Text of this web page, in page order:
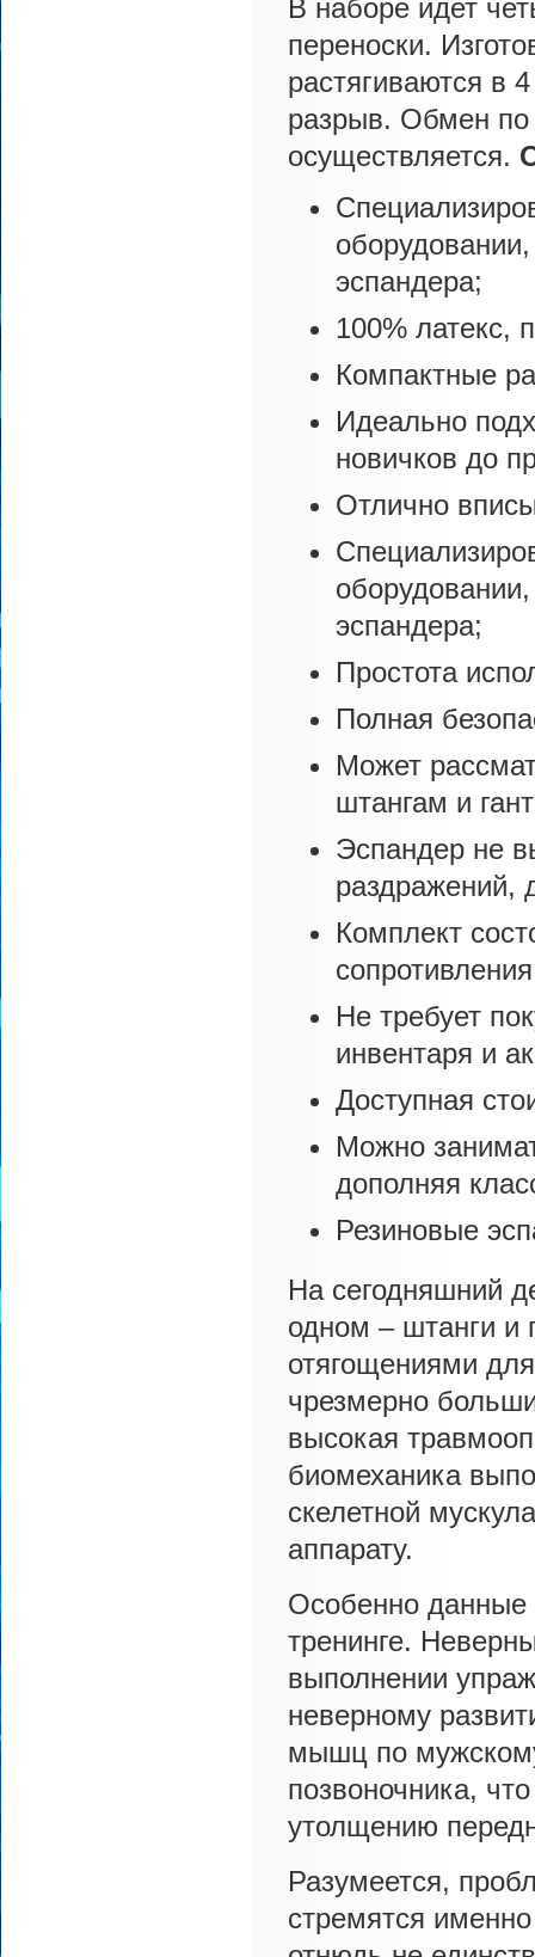
В наборе идет
переноски.
растягиваются в
разрыв. Обмен по
осуществляется.
эспандера;
100% латекс,
Компактные
Идеально
новичков до
Отлично
эспандера;
Простота
Полная
Может
штангам и
Эспандер не
раздражений,
Комплект
Не требует
инвентаря и
Доступная
Можно
дополняя
Резиновые
На сегодняшний
одном – штанги и
отягощениями
чрезмерно
высокая
биомеханика
скелетной
аппарату.
Особенно данные
тренинге.
выполнении
неверному
мышц по
позвоночника,
утолщению
Разумеется,
стремятся